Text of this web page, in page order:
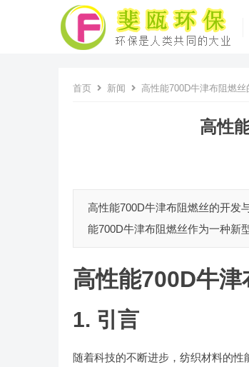
首页 新闻 高性能700D牛津布阻燃
高性
高性能700D牛津布阻燃丝的开发
能700D牛津布阻燃丝作为一种新
高性能700D牛
1. 引言
随着科技的不断进步，纺织材料的